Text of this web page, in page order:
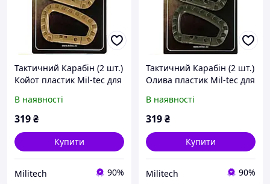
Тактичний Карабін (2 шт.)
Койот пластик Mil-tec для
В наявності
319₴
Купити
Militech 90%
Тактичний Карабін (2 шт.)
Олива пластик Mil-tec для
В наявності
319₴
Купити
Militech 90%